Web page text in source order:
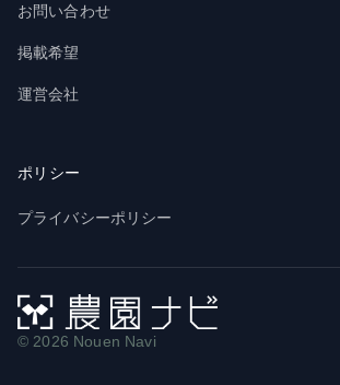
お問い合わせ
掲載希望
運営会社
ポリシー
プライバシーポリシー
© 2026 Nouen Navi